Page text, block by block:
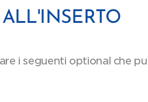
i seguenti optional che